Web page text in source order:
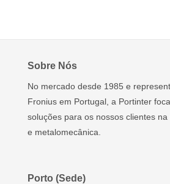
Sobre Nós
No mercado desde 1985 e
Fronius em Portugal, a Portinter
soluções para os nossos clientes
e metalomecânica.
Porto (Sede)